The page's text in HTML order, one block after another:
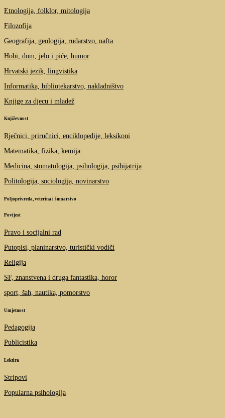
Etnologija, folklor, mitologija
Filozofija
Geografija, geologija, rudarstvo, nafta
Hobi, dom, jelo i piće, humor
Hrvatski jezik, lingvistika
Informatika, bibliotekarstvo, nakladništvo
Knjige za djecu i mladež
Književnost
Rječnici, priručnici, enciklopedije, leksikoni
Matematika, fizika, kemija
Medicina, stomatologija, psihologija, psihijatrija
Politologija, sociologija, novinarstvo
Poljoprivreda, veterina i šumarstvo
Povijest
Pravo i socijalni rad
Putopisi, planinarstvo, turistički vodiči
Religija
SF, znanstvena i druga fantastika, horor
sport, šah, nautika, pomorstvo
Umjetnost
Pedagogija
Publicistika
Lektira
Stripovi
Popularna psihologija